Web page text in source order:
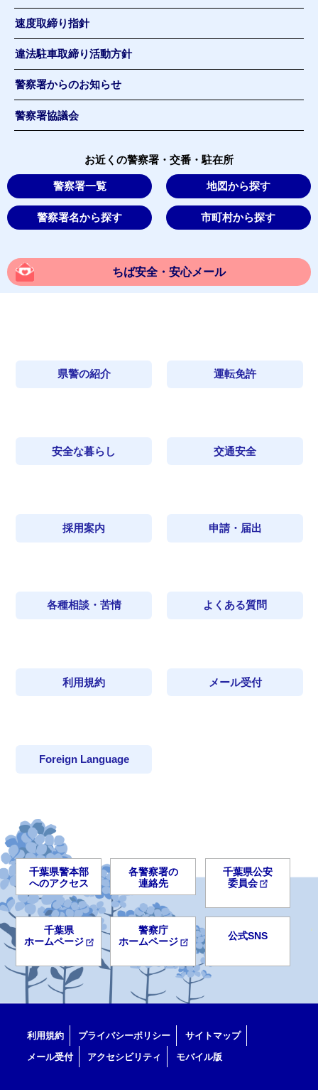
速度取締り指針
違法駐車取締り活動方針
警察署からのお知らせ
警察署協議会
お近くの警察署・交番・駐在所
警察署一覧 地図から探す
警察署名から探す 市町村から探す
ちば安全・安心メール
県警の紹介 運転免許
安全な暮らし 交通安全
採用案内 申請・届出
各種相談・苦情 よくある質問
利用規約 メール受付
Foreign Language
千葉県警本部
へのアクセス
各警察署の
連絡先
千葉県公安
委員会
千葉県
ホームページ
警察庁
ホームページ
公式SNS
利用規約 プライバシーポリシー
サイトマップ
メール受付
アクセシビリティ モバイル版